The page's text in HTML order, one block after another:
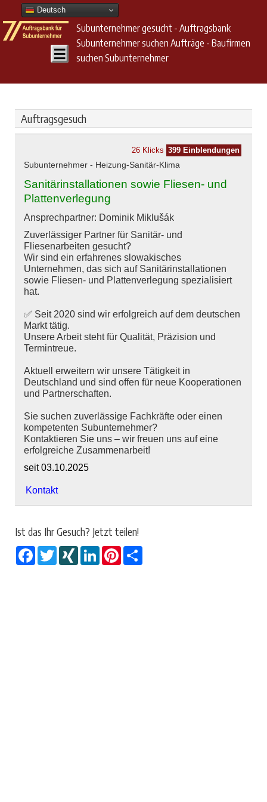
Deutsch
Subunternehmer gesucht - Auftragsbank
Subunternehmer suchen Aufträge - Baufirmen
suchen Subunternehmer
Auftragsgesuch
26 Klicks 399 Einblendungen
Subunternehmer - Heizung-Sanitär-Klima
Sanitärinstallationen sowie Fliesen- und
Plattenverlegung
Ansprechpartner: Dominik Miklušák
Zuverlässiger Partner für Sanitär- und
Fliesenarbeiten gesucht?
Wir sind ein erfahrenes slowakisches
Unternehmen, das sich auf Sanitärinstallationen
sowie Fliesen- und Plattenverlegung spezialisiert
hat.
✅ Seit 2020 sind wir erfolgreich auf dem deutschen
Markt tätig.
Unsere Arbeit steht für Qualität, Präzision und
Termintreue.
Aktuell erweitern wir unsere Tätigkeit in
Deutschland und sind offen für neue Kooperationen
und Partnerschaften.
Sie suchen zuverlässige Fachkräfte oder einen
kompetenten Subunternehmer?
Kontaktieren Sie uns – wir freuen uns auf eine
erfolgreiche Zusammenarbeit!
seit 03.10.2025
Kontakt
Ist das Ihr Gesuch? Jetzt teilen!
FacebookTwitterXING LinkedInPinterest